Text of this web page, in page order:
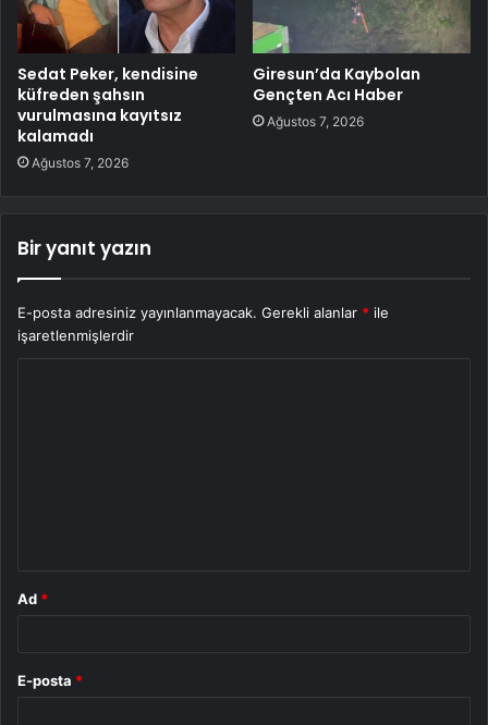
Sedat Peker, kendisine
küfreden şahsın
vurulmasına kayıtsız
kalamadı
Ağustos 7, 2026
Giresun’da Kaybolan
Gençten Acı Haber
Ağustos 7, 2026
Bir yanıt yazın
E-posta adresiniz yayınlanmayacak. Gerekli alanlar * ile
işaretlenmişlerdir
Ad *
E-posta *